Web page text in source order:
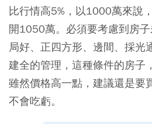
比行情高5%，以1000萬來說
開1050萬。必須要考慮到房
局好、正四方形、邊間、採光
建全的管理，這種條件的房子
雖然價格高一點，建議還是要
不會吃虧。